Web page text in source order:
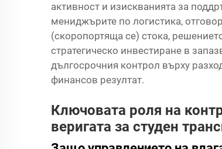
активност и изискванията за
мениджърите по логистика,
(скоропортяща се) стока,
стратегическо инвестиране в
дългосрочния контрол върху
финансов резултат.
Ключовата роля на
веригата за студен